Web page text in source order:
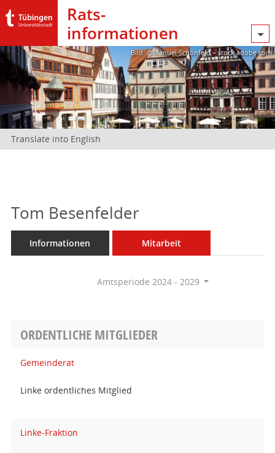
Rats­
informationen
Bild: @Manuel Schönfeld – stock.adobe.com
Translate into English
Tom Besenfelder
Informationen Mitarbeit
Amtsperiode 2024 - 2029
ORDENTLICHE MITGLIEDER
Gemeinderat
Linke ordentliches Mitglied
Linke-Fraktion